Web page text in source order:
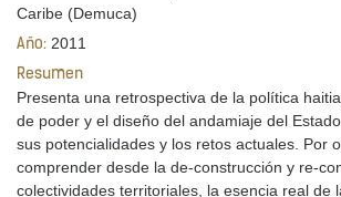
Caribe (Demuca)
Año: 2011
Resumen
Presenta una retrospectiva de la política
de poder y el diseño del andamiaje del
sus potencialidades y los retos actuales. Por
comprender desde la de-construcción y re-
colectividades territoriales, la esencia real de